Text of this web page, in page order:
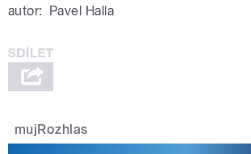
autor: Pavel Halla
mujRozhlas